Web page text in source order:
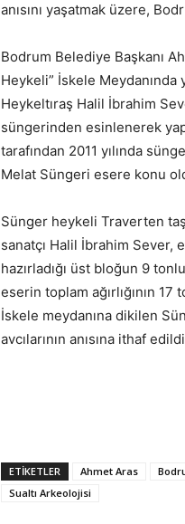
anısını yaşatmak üzere,
Bodrum Belediye Başkanı
Heykeli” İskele Meydanında
Heykeltıraş Halil İbrahim
süngerinden esinlenerek
tarafından 2011 yılında
Melat Süngeri esere konu
Sünger heykeli Traverten
sanatçı Halil İbrahim
hazırladığı üst bloğun 9
eserin toplam ağırlığının
İskele meydanına dikilen
avcılarının anısına ithaf
ETIKETLER Ahmet Aras
Sualtı Arkeolojisi